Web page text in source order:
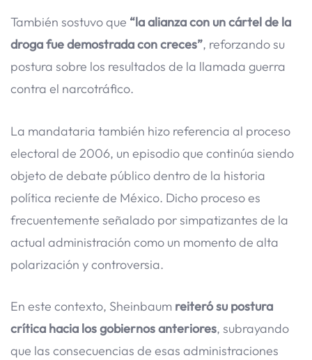
También sostuvo que “la alianza con un cártel de la
droga fue demostrada con creces”, reforzando su
postura sobre los resultados de la llamada guerra
contra el narcotráfico.
La mandataria también hizo referencia al proceso
electoral de 2006, un episodio que continúa siendo
objeto de debate público dentro de la historia
política reciente de México. Dicho proceso es
frecuentemente señalado por simpatizantes de la
actual administración como un momento de alta
polarización y controversia.
En este contexto, Sheinbaum reiteró su postura
crítica hacia los gobiernos anteriores, subrayando
que las consecuencias de esas administraciones